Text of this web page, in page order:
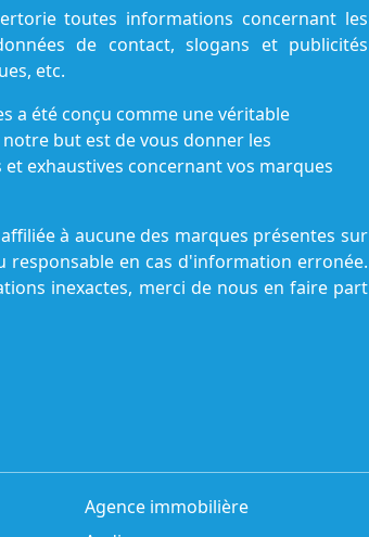
toutes informations concernant les
de contact, slogans et publicités
etc.
a été conçu comme une véritable
but est de vous donner les
exhaustives concernant vos marques
à aucune des marques présentes sur
responsable en cas d'information erronée.
inexactes, merci de nous en faire part
Agence immobilière